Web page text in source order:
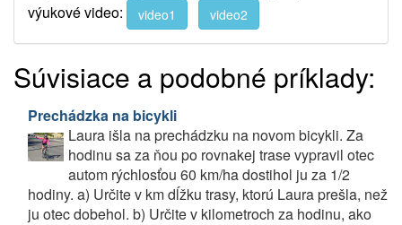
výukové video:
video1 video2
Súvisiace a podobné príklady:
Prechádzka na bicykli
Laura išla na prechádzku na novom bicykli. Za
hodinu sa za ňou po rovnakej trase vypravil otec
autom rýchlosťou 60 km/ha dostihol ju za 1/2
hodiny. a) Určite v km dĺžku trasy, ktorú Laura prešla, než
ju otec dobehol. b) Určite v kilometroch za hodinu, ako